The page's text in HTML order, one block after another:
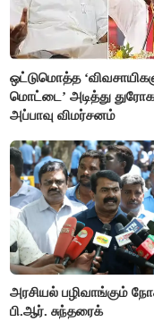
ஒட்டுமொத்த
மொட்டை’ அடித்து
அப்பாவு விமர்சனம்
அரசியல் பழிவாங்கும்
பி.ஆர். சுந்தரைக்